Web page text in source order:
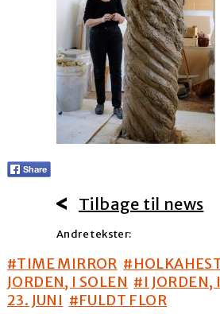
Tilbage til news
Andre tekster:
#TIME MIRROR
JORDEN, I SOLEN #I JORDEN,
23. JUNI #FULDT FLOR